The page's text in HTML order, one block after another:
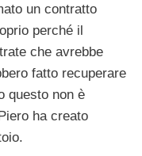
un contratto
perché il
che avrebbe
fatto recuperare
questo non è
ha creato